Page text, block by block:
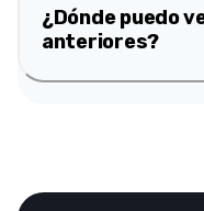
¿Dónde puedo
anteriores?